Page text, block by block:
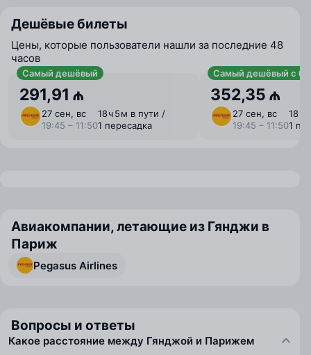
Дешёвые билеты
Цены, которые пользователи нашли за последние 48
часов
Самый дешёвый
291,91 ₼
27 сен, вс
19:45 – 11:50
18 ⁠ч 5 ⁠м в пути /
1 пересадка
Самый дешёвый с
352,35 ₼
27 сен, вс
19:45 – 11:50
18 ⁠ч
1
Авиакомпании, летающие из Гянджи в
Париж
Pegasus Airlines
Вопросы и ответы
Какое расстояние между Гянджой и Парижем